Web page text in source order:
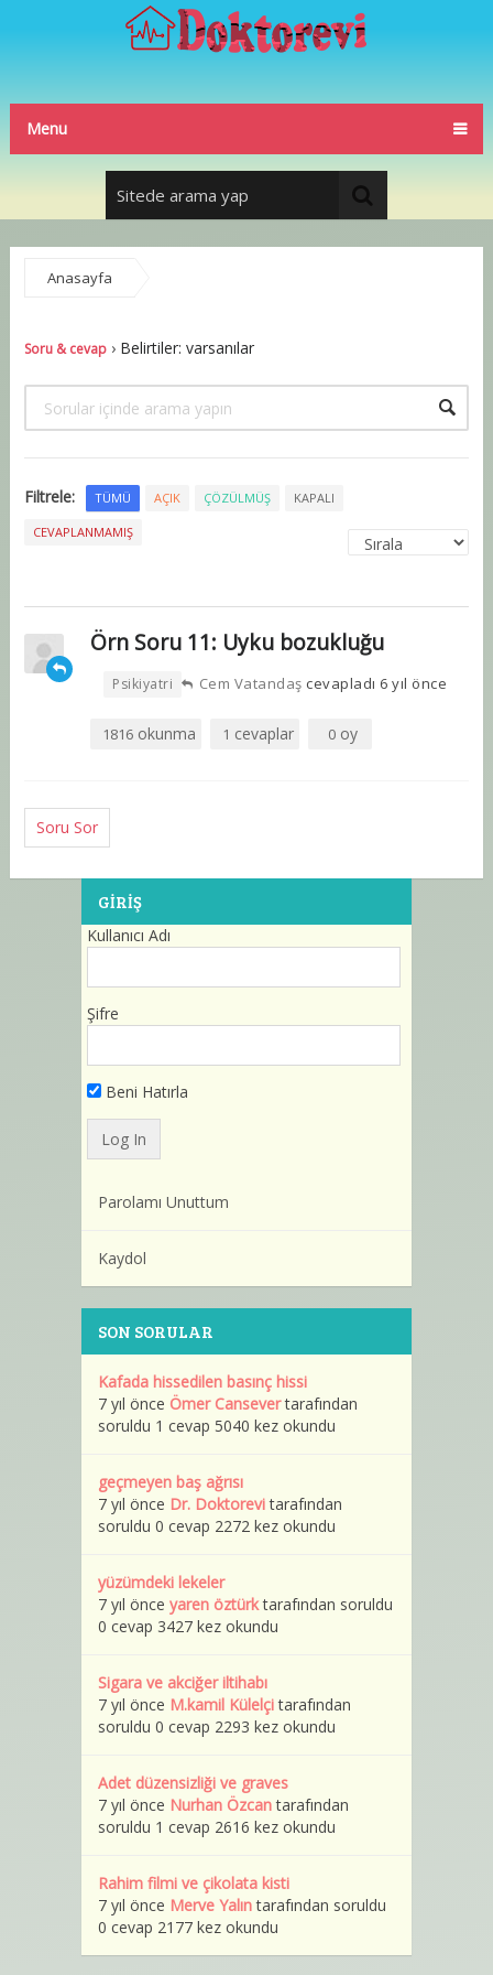
Menu
Anasayfa
Soru & cevap› Belirtiler: varsanılar
Filtrele: TÜMÜ AÇIK ÇÖZÜLMÜŞ KAPALI
CEVAPLANMAMIŞ
Örn Soru 11: Uyku bozukluğu
Cem Vatandaş cevapladı 6 yıl önce
Psikiyatri
1816okunma 1 cevaplar 0 oy
Soru Sor
GIRIŞ
Kullanıcı Adı
Şifre
Beni Hatırla
Parolamı Unuttum
Kaydol
SON SORULAR
Kafada hissedilen basınç hissi
7 yıl önce Ömer Cansevertarafından
soruldu 1 cevap 5040 kez okundu
geçmeyen baş ağrısı
7 yıl önce Dr. Doktorevitarafından
soruldu 0 cevap 2272 kez okundu
yüzümdeki lekeler
7 yıl önce yaren öztürktarafından soruldu
0 cevap 3427 kez okundu
Sigara ve akciğer iltihabı
7 yıl önce M.kamil Külelçitarafından
soruldu 0 cevap 2293 kez okundu
Adet düzensizliği ve graves
7 yıl önce Nurhan Özcantarafından
soruldu 1 cevap 2616 kez okundu
Rahim filmi ve çikolata kisti
7 yıl önce Merve Yalıntarafından soruldu
0 cevap 2177 kez okundu